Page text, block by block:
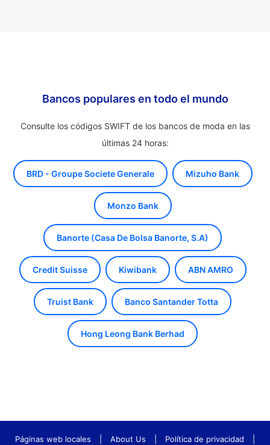
Bancos populares en todo el mundo
Consulte los códigos SWIFT de los bancos de moda en las
últimas 24 horas:
BRD - Groupe Societe Generale Mizuho Bank
Monzo Bank
Banorte (Casa De Bolsa Banorte, S.A)
Credit Suisse Kiwibank ABN AMRO
Truist Bank Banco Santander Totta
Hong Leong Bank Berhad
Páginas web locales About Us Política de privacidad